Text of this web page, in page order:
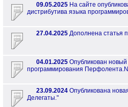
09.05.2025 На сайте
дистрибутива языка
27.04.2025 Дополнена статья
04.01.2025 Опубликован
программирования
23.09.2024 Опубликована
Делегаты."